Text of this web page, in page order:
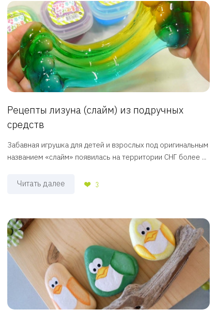
Рецепты лизуна (слайм) из подручных
средств
Забавная игрушка для детей и взрослых под оригинальным
названием «слайм» появилась на территории СНГ более ...
Читать далее 3